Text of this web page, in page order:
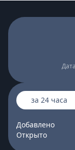
за 24 часа
Добавлено
Открыто